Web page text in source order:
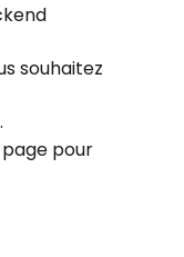
souhaitez
pour